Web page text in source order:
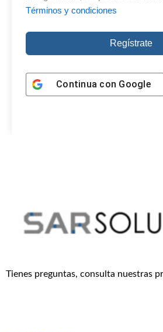
Términos y condiciones
Regístrate
Continua con Google
Tienes preguntas, consulta nuestras